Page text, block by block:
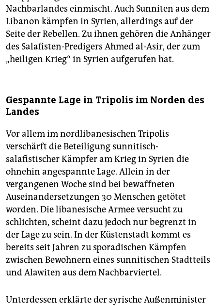
Nachbarlandes einmischt. Auch Sunniten aus dem
Libanon kämpfen in Syrien, allerdings auf der
Seite der Rebellen. Zu ihnen gehören die Anhänger
des Salafisten-Predigers Ahmed al-Asir, der zum
„heiligen Krieg“ in Syrien aufgerufen hat.
Gespannte Lage in Tripolis im Norden des
Landes
Vor allem im nordlibanesischen Tripolis
verschärft die Beteiligung sunnitisch-
salafistischer Kämpfer am Krieg in Syrien die
ohnehin angespannte Lage. Allein in der
vergangenen Woche sind bei bewaffneten
Auseinandersetzungen 30 Menschen getötet
worden. Die libanesische Armee versucht zu
schlichten, scheint dazu jedoch nur begrenzt in
der Lage zu sein. In der Küstenstadt kommt es
bereits seit Jahren zu sporadischen Kämpfen
zwischen Bewohnern eines sunnitischen Stadtteils
und Alawiten aus dem Nachbarviertel.
Unterdessen erklärte der syrische Außenminister